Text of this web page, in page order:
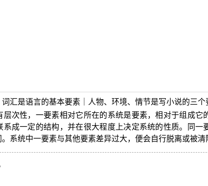
汇是语言的基本要素｜人物、环境、情节是写小说的三个
次性，一要素相对它所在的系统是要素，相对于组成它
成一定的结构，并在很大程度上决定系统的性质。同一
系统中一要素与其他要素差异过大，便会自行脱离或被清